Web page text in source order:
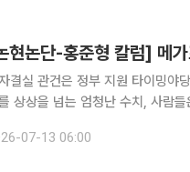
현논단-홍준형 칼럼] 메
결실 관건은 정부 지원 타이밍야
아우르는 국운을 건 대역사,
투자로 그동안 지지부진하던 용
07-13 06:00